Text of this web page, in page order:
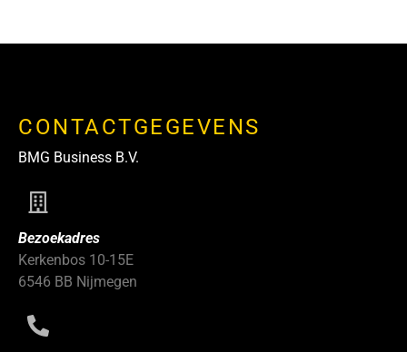
CONTACTGEGEVENS
BMG Business B.V.
Bezoekadres
Kerkenbos 10-15E
6546 BB Nijmegen